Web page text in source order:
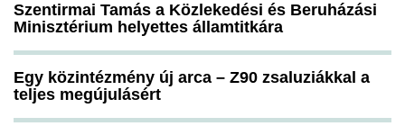
Szentirmai Tamás a Közlekedési és Beruházási
Minisztérium helyettes államtitkára
Egy közintézmény új arca – Z90 zsaluziákkal a
teljes megújulásért